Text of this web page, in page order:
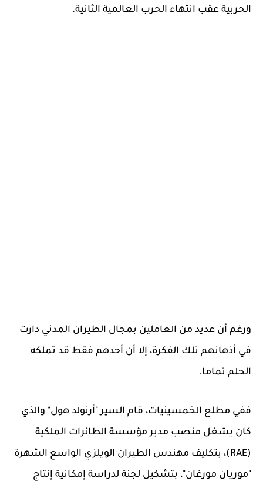
الحربية عقب انتهاء الحرب العالمية الثانية.
ورغم أن عديد من العاملين بمجال الطيران المدني دارت
في أذهانهم تلك الفكرة، إلا أن أحدهم فقط قد تملكه
الحلم تماما.
ففي مطلع الخمسينيات، قام السير "أرنولد هول" والذي
كان يشغل منصب مدير مؤسسة الطائرات الملكية
(RAE)، بتكليف مهندس الطيران الويلزي الواسع الشهرة
"موريان مورغان"، بتشكيل لجنة لدراسة إمكانية إنتاج